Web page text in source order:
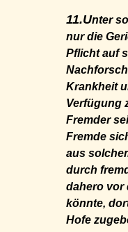
11.Unter
nur die
Pflicht auf
Krankheit
Verfügung
Fremder
Fremde
aus
durch
dahero vor
könnte,
Hofe